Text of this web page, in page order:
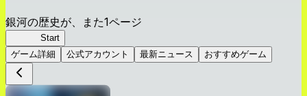
銀河の歴史が、また1ページ
Start
ゲーム詳細
公式アカウント 最新ニュース おすすめゲーム